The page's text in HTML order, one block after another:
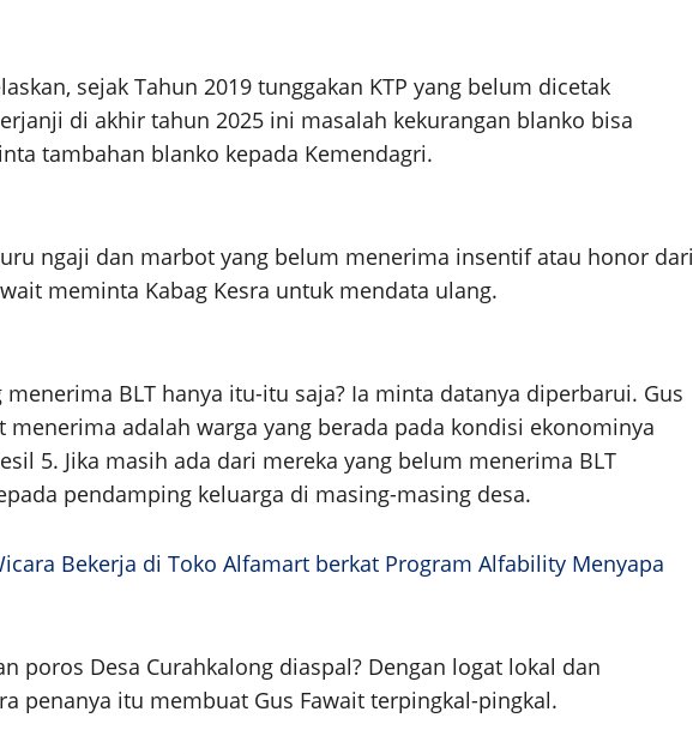
sejak Tahun 2019 tunggakan KTP yang belum dicetak
di akhir tahun 2025 ini masalah kekurangan blanko bisa
tambahan blanko kepada Kemendagri.
ngaji dan marbot yang belum menerima insentif atau honor dari
meminta Kabag Kesra untuk mendata ulang.
menerima BLT hanya itu-itu saja? Ia minta datanya diperbarui. Gus
menerima adalah warga yang berada pada kondisi ekonominya
5. Jika masih ada dari mereka yang belum menerima BLT
pendamping keluarga di masing-masing desa.
Bekerja di Toko Alfamart berkat Program Alfability Menyapa
poros Desa Curahkalong diaspal? Dengan logat lokal dan
penanya itu membuat Gus Fawait terpingkal-pingkal.